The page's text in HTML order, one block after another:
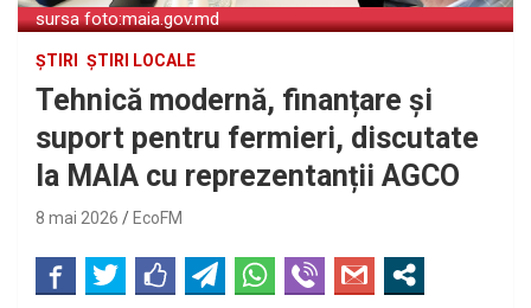
sursa foto:maia.gov.md
ȘTIRI ȘTIRI LOCALE
Tehnică modernă, finanțare și
suport pentru fermieri, discutate
la MAIA cu reprezentanții AGCO
8 mai 2026 EcoFM